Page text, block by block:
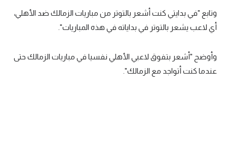
وتابع "في بدايتي كنت أشعر بالتوتر من مباريات الزمالك ضد الأهلي،
أي لاعب يشعر بالتوتر في بداياته في هذه المباريات".
وأوضح "أشعر بتفوق لاعبي الأهلي نفسيا في مباريات الزمالك حتى
عندما كنت أتواجد مع الزمالك".